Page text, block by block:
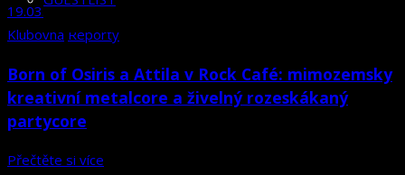
19.03.2024
Klubovna Reporty
Born of Osiris a Attila v Rock Café: mimozemsky
kreativní metalcore a živelný rozeskákaný
partycore
Přečtěte si více